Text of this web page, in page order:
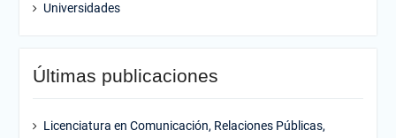
Universidades
Últimas publicaciones
Licenciatura en Comunicación, Relaciones Públicas,